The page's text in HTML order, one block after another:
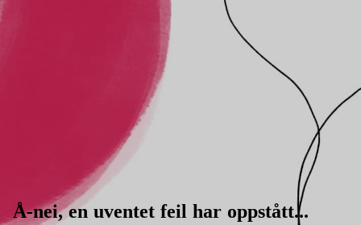
Å-nei, en uventet feil har oppstått...